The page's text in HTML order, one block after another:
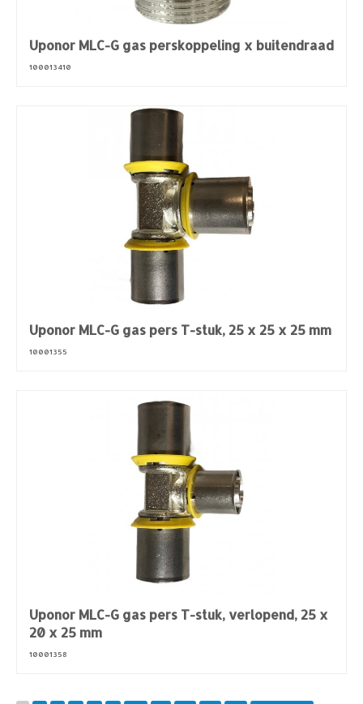
Uponor MLC-G gas perskoppeling x buitendraad
100013410
Uponor MLC-G gas pers T-stuk, 25 x 25 x 25 mm
10001355
Uponor MLC-G gas pers T-stuk, verlopend, 25 x
20 x 25 mm
10001358